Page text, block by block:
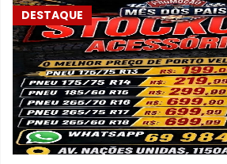
DESTAQUE